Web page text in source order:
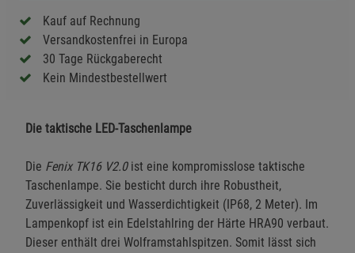
Kauf auf Rechnung
Versandkostenfrei in Europa
30 Tage Rückgaberecht
Kein Mindestbestellwert
Die taktische LED-Taschenlampe
Die Fenix TK16 V2.0ist eine kompromisslose taktische
Taschenlampe. Sie besticht durch ihre Robustheit,
Zuverlässigkeit und Wasserdichtigkeit (IP68, 2 Meter). Im
Lampenkopf ist ein Edelstahlring der Härte HRA90 verbaut.
Dieser enthält drei Wolframstahlspitzen. Somit lässt sich